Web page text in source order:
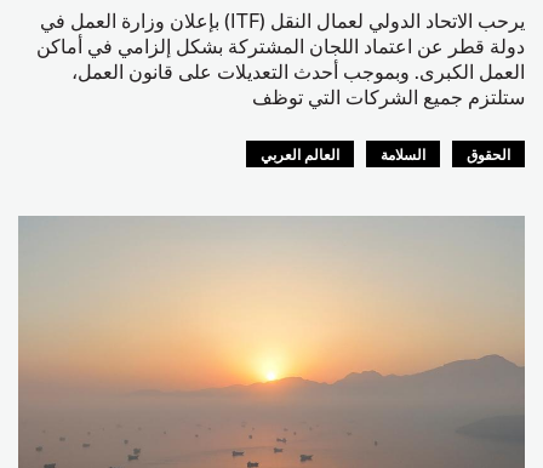
يرحب الاتحاد الدولي لعمال النقل (ITF) بإعلان وزارة العمل في
دولة قطر عن اعتماد اللجان المشتركة بشكل إلزامي في أماكن
العمل الكبرى. وبموجب أحدث التعديلات على قانون العمل،
ستلتزم جميع الشركات التي توظف
الحقوق السلامة العالم العربي